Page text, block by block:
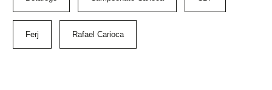
Ferj Rafael Carioca